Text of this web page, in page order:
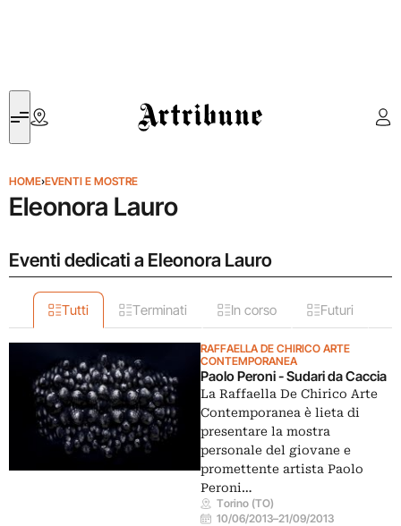
Artribune
HOME›EVENTI E MOSTRE
Eleonora Lauro
Eventi dedicati a Eleonora Lauro
Tutti Terminati In corso Futuri
RAFFAELLA DE CHIRICO ARTE
CONTEMPORANEA
Paolo Peroni - Sudari da Caccia
La Raffaella De Chirico Arte
Contemporanea è lieta di
presentare la mostra
personale del giovane e
promettente artista Paolo
Peroni…
Torino (TO)
10/06/2013–21/09/2013